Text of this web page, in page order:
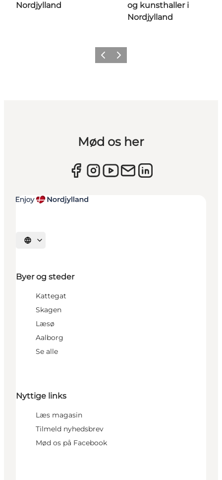
Nordjylland
og kunsthaller i
Nordjylland
ForrigeNæste
Mød os her
Vælg sprog
Byer og steder
Kattegat
Skagen
Læsø
Aalborg
Se alle
Nyttige links
Læs magasin
Tilmeld nyhedsbrev
Mød os på Facebook